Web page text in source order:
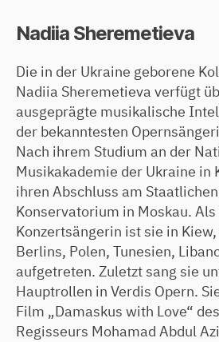
Nadiia Sheremetieva
Die in der Ukraine geborene
Nadiia Sheremetieva verfügt
ausgeprägte musikalische
der bekanntesten
Nach ihrem Studium an der
Musikakademie der Ukraine in
ihren Abschluss am
Konservatorium in Moskau.
Konzertsängerin ist sie in
Berlins, Polen, Tunesien,
aufgetreten. Zuletzt sang sie
Hauptrollen in Verdis Opern.
Film „Damaskus with Love“
Regisseurs Mohamad Abdul